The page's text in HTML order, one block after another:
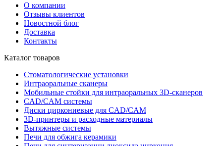
О компании
Отзывы клиентов
Новостной блог
Доставка
Контакты
Каталог товаров
Стоматологические установки
Интраоральные сканеры
Мобильные стойки для интраоральных 3D-сканеров
CAD/CAM системы
Диски циркониевые для CAD/CAM
3D-принтеры и расходные материалы
Вытяжные системы
Печи для обжига керамики